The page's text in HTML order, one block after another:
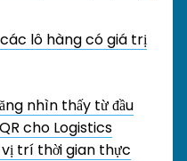
lô hàng có giá trị
nhìn thấy từ đầu
cho Logistics
vị trí thời gian thực